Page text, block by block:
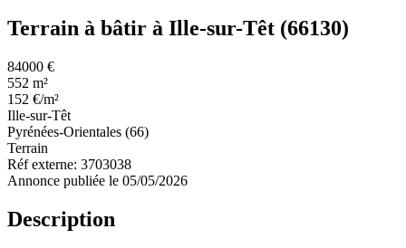
Terrain à bâtir à Ille-sur-Têt (66130)
84000 €
552 m²
152 €/m²
Ille-sur-Têt
Pyrénées-Orientales (66)
Terrain
Réf externe: 3703038
Annonce publiée le 05/05/2026
Description